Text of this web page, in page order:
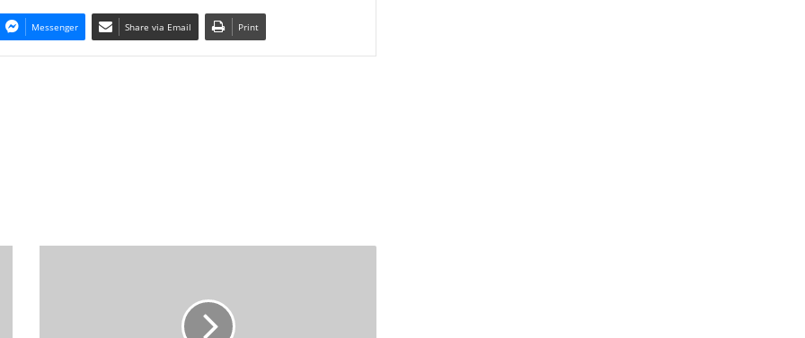
Messenger Share via Email Print